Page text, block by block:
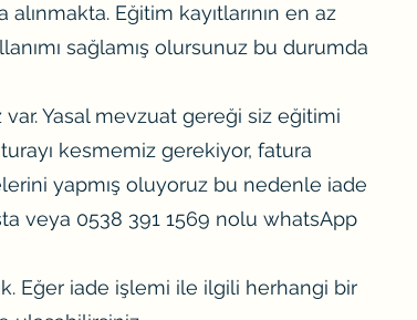
Eğitim kayıtlarının en az
sağlamış olursunuz bu durumda
Yasal mevzuat gereği siz eğitimi
kesmemiz gerekiyor, fatura
yapmış oluyoruz bu nedenle iade
veya 0538 391 1569 nolu whatsApp
Eğer iade işlemi ile ilgili herhangi bir